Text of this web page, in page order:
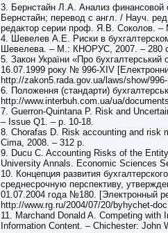
3. Бернстайн Л.А. Анализ финансовой
Бернстайн; перевод с англ. / Науч.
редактор серии проф. Я.В. Соколов. –
4. Шевелев А.Е. Риски в
Шевелева. – М.: КНОРУС, 2007. – 280
5. Закон України «Про бухгалтерський
16.07.1999 року № 996-ХІV
http://zakon5.rada.gov.ua/laws/show/
6. Положення (стандарти)
http://www.interbuh.com.ua/ua/
7. Guerron-Quintana P. Risk and
– Issue Q1. – p. 10-18.
8. Chorafas D. Risk accounting and risk
Cima, 2008. – 312 p.
9. Ducu C. Accounting Risks of the
University Annals. Economic Sciences
10. Концепция развития
среднесрочную перспективу,
01.07.2004 года №180. [Электронный
http://www.rg.ru/2004/07/20/byhychet-
11. Marchand Donald A. Competing with
Information Content. – Chichester: John